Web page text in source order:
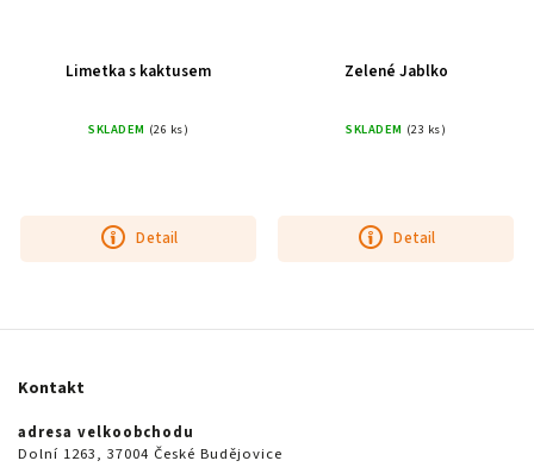
Limetka s kaktusem
SKLADEM (26 ks)
Detail
Zelené Jablko
SKLADEM (23 ks)
Detail
Kontakt
adresa velkoobchodu
Dolní 1263, 37004 České Budějovice